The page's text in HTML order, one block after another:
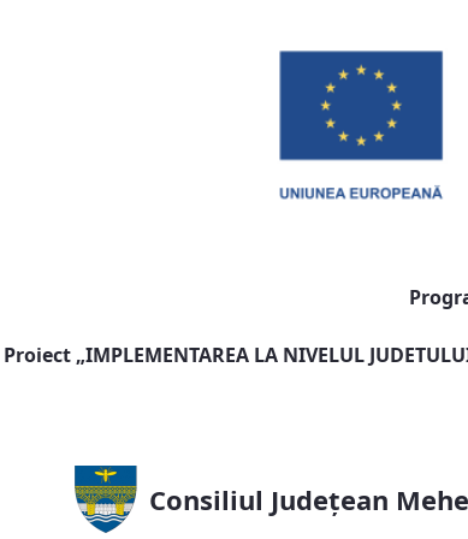
Proiect „IMPLEMENTAREA LA NIVELUL
Consiliul Județean